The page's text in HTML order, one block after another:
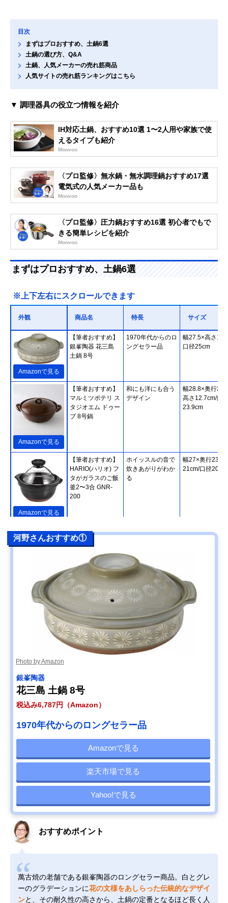
目次
まずはプロおすすめ、土鍋6選
土鍋の選び方、Q&A
土鍋、人気メーカーの売れ筋商品
人気サイトの売れ筋ランキングはこちら
▼ 調理器具の役立つ情報を紹介
IH対応土鍋、おすすめ10選 1〜2人用や家族で使
えるタイプも紹介
Moovoo
〈プロ監修〉無水鍋・無水調理鍋おすすめ17選
電気式の人気メーカー品も
Moovoo
〈プロ監修〉圧力鍋おすすめ16選 初心者でもで
きる簡単レシピを紹介
Moovoo
まずはプロおすすめ、土鍋6選
※上下左右にスクロールできます
外観 商品名 特長 サイズ
Amazonで見る
【筆者おすすめ】
銀峯陶器 花三島
土鍋 8号
1970年代からのロ
ングセラー品
幅27.5×高さ
口径25cm
Amazonで見る
【筆者おすすめ】
マルミツポテリ ス
タジオエム ドゥー
ブ 8号鍋
和にも洋にも合う
デザイン
幅28.8×奥行
高さ12.7cm/口
23.9cm
Amazonで見る
【筆者おすすめ】
HARIO(ハリオ) フ
タがガラスのご飯
釜2〜3合 GNR-
200
ホイッスルの音で
炊きあがりがわか
る
幅27×奥行23×高
21cm/口径20cm
楽天市場で見る
【筆者おすすめ】
長谷園 かまどさん
四合炊き ACT-04
【筆者おすすめ】
キントー(KINTO)
KAKOMI IH土鍋
2.5L
IHやオーブンなど
さまざまな熱源に
対応
27.5cm
Amazonで見る
【筆者おすすめ】
ミヤザキ食器
M.STYLE Karl(カ
ール) IH軽量土鍋8
号 KAL0308
家庭で気軽に使え
る軽い土鍋
幅29.2×高さ
9.5cm/口径
河野さんおすすめ①
Photo by Amazon
銀峯陶器
花三島 土鍋 8号
税込み6,787円（Amazon）
1970年代からのロングセラー品
Amazonで見る
楽天市場で見る
Yahoo!で見る
おすすめポイント
萬古焼の老舗である銀峯陶器のロングセラー商品。白とグレ
ーのグラデーションに花の文様をあしらった伝統的なデザイ
ンと、その耐久性の高さから、土鍋の定番となるほど長く人